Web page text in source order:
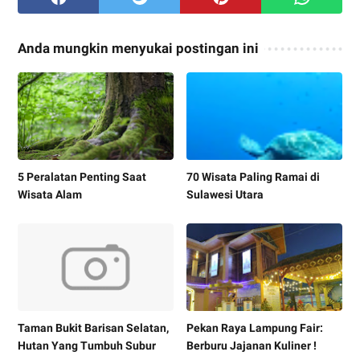
Anda mungkin menyukai postingan ini
5 Peralatan Penting Saat
Wisata Alam
70 Wisata Paling Ramai di
Sulawesi Utara
Taman Bukit Barisan Selatan,
Hutan Yang Tumbuh Subur
Pekan Raya Lampung Fair:
Berburu Jajanan Kuliner !